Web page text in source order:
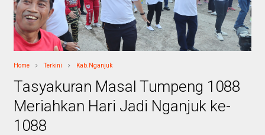
Home Terkini Kab.Nganjuk
Tasyakuran Masal Tumpeng 1088
Meriahkan Hari Jadi Nganjuk ke-
1088